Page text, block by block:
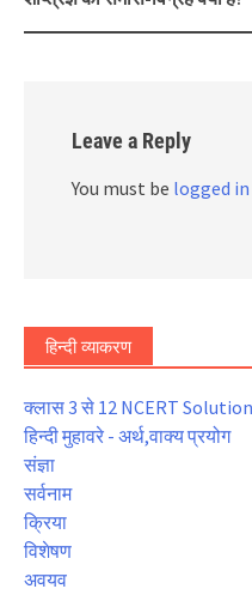
Leave a Reply
You must be logged in
हिन्दी व्याकरण
क्लास 3 से 12 NCERT
हिन्दी मुहावरे - अर्थ,वाक्य प्रयोग
संज्ञा
सर्वनाम
क्रिया
विशेषण
अवयव